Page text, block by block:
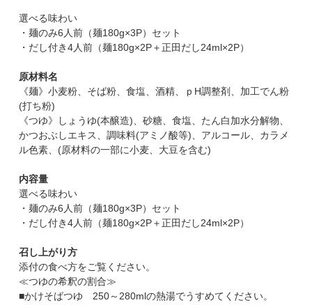
選べる味わい
・麺のみ6人前（麺180g×3P）セット
・だし付き4人前（麺180g×2P＋正田だし24ml×2P）
原材料名
《麺》小麦粉、そば粉、食塩、酒精、ｐH調整剤、加工でん粉
(打ち粉)
《つゆ》しょうゆ(本醸造)、砂糖、食塩、たん白加水分解物、
かつおぶしエキス、調味料(アミノ酸等)、アルコール、カラメ
ル色素、(原材料の一部に小麦、大豆を含む)
内容量
選べる味わい
・麺のみ6人前（麺180g×3P）セット
・だし付き4人前（麺180g×2P＋正田だし24ml×2P）
召し上がり方
添付の食べ方をご覧ください。
≪つゆの希釈の割合≫
■かけそばつゆ 250～280mlの熱湯でうすめてください。